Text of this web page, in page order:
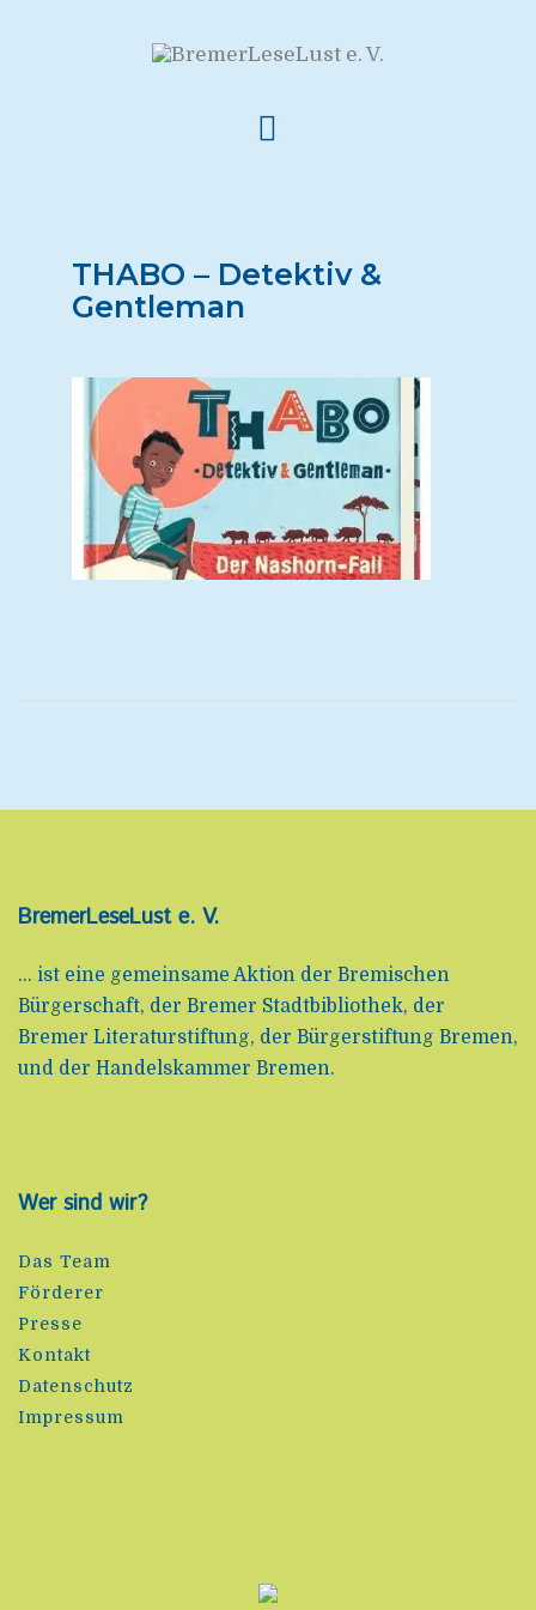
THABO – Detektiv &
Gentleman
BremerLeseLust e. V.
... ist eine gemeinsame Aktion der Bremischen
Bürgerschaft, der Bremer Stadtbibliothek, der
Bremer Literaturstiftung, der Bürgerstiftung Bremen,
und der Handelskammer Bremen.
Wer sind wir?
Das Team
Förderer
Presse
Kontakt
Datenschutz
Impressum